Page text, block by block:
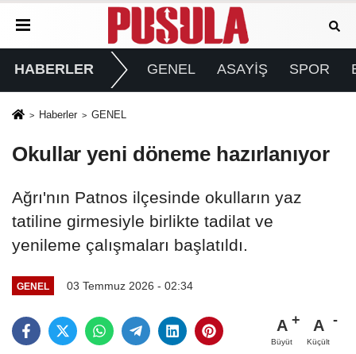
HABERLER GENEL ASAYİŞ SPOR
Haberler GENEL
Okullar yeni döneme hazırlanıyor
Ağrı'nın Patnos ilçesinde okulların yaz
tatiline girmesiyle birlikte tadilat ve
yenileme çalışmaları başlatıldı.
GENEL 03 Temmuz 2026 - 02:34
A
Büyüt
A
Küçült